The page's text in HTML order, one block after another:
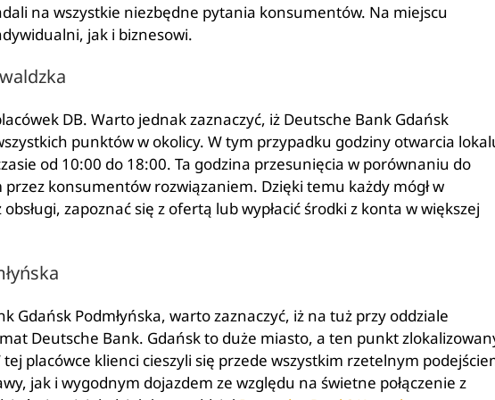
na wszystkie niezbędne pytania konsumentów. Na miejscu
jak i biznesowi.
DB. Warto jednak zaznaczyć, iż Deutsche Bank Gdańsk
punktów w okolicy. W tym przypadku godziny otwarcia
od 10:00 do 18:00. Ta godzina przesunięcia w porównaniu do
konsumentów rozwiązaniem. Dzięki temu każdy mógł w
zapoznać się z ofertą lub wypłacić środki z konta w większej
Gdańsk Podmłyńska, warto zaznaczyć, iż na tuż przy oddziale
Deutsche Bank. Gdańsk to duże miasto, a ten punkt
tej placówce klienci cieszyli się przede wszystkim rzetelnym
jak i wygodnym dojazdem ze względu na świetne połączenie z